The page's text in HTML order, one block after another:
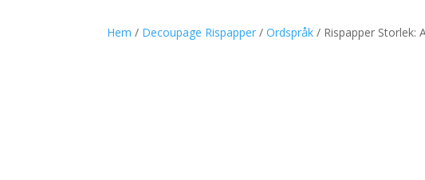
Hem / Decoupage Rispapper /Ordspråk / Rispapper Storlek: